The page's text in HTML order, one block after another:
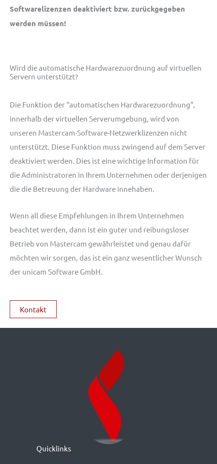
Softwarelizenzen deaktiviert bzw. zurückgegeben
werden müssen!
Wird die automatische Hardwarezuordnung auf virtuellen
Servern unterstützt?
Die Funktion der “automatischen Hardwarezuordnung“,
innerhalb der virtuellen Serverumgebung, wird von
unseren Mastercam-Software-Netzwerklizenzen nicht
unterstützt. Diese Funktion muss zwingend auf dem Server
deaktiviert werden. Dies ist eine wichtige Information für
die Administratoren in Ihrem Unternehmen oder derjenigen
die die Betreuung der Hardware innehaben.
Wenn all diese Empfehlungen in Ihrem Unternehmen
beachtet werden, dann ist ein guter und reibungsloser
Betrieb von Mastercam gewährleistet und genau dafür
möchten wir sorgen, das ist ein ganz wesentlicher Wunsch
der unicam Software GmbH.
Kontakt
Quicklinks